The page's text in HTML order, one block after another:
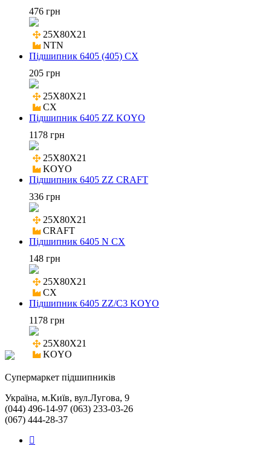
476 грн
25X80X21
NTN
Підшипник 6405 (405) CX
205 грн
25X80X21
CX
Підшипник 6405 ZZ KOYO
1178 грн
25X80X21
KOYO
Підшипник 6405 ZZ CRAFT
336 грн
25X80X21
CRAFT
Підшипник 6405 N CX
148 грн
25X80X21
CX
Підшипник 6405 ZZ/C3 KOYO
1178 грн
25X80X21
KOYO
Cупермаркет підшипників
Україна, м.Київ, вул.Лугова, 9
(044) 496-14-97 (063) 233-03-26
(067) 444-28-37